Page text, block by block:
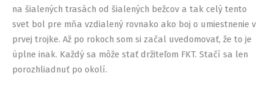
na šialených trasách od šialených bežcov a tak celý tento
svet bol pre mňa vzdialený rovnako ako boj o umiestnenie v
prvej trojke. Až po rokoch som si začal uvedomovať, že to je
úplne inak. Každý sa môže stať držiteľom FKT. Stačí sa len
porozhliadnuť po okolí.